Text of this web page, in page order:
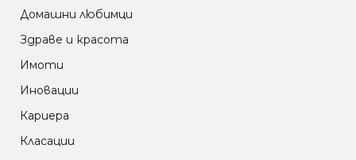
Домашни любимци
Здраве и красота
Имоти
Иновации
Кариера
Класации